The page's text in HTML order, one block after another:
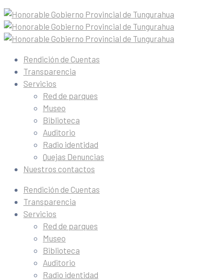
Rendición de Cuentas
Transparencia
Servicios
Red de parques
Museo
Biblioteca
Auditorio
Radio identidad
Quejas Denuncias
Nuestros contactos
Rendición de Cuentas
Transparencia
Servicios
Red de parques
Museo
Biblioteca
Auditorio
Radio identidad